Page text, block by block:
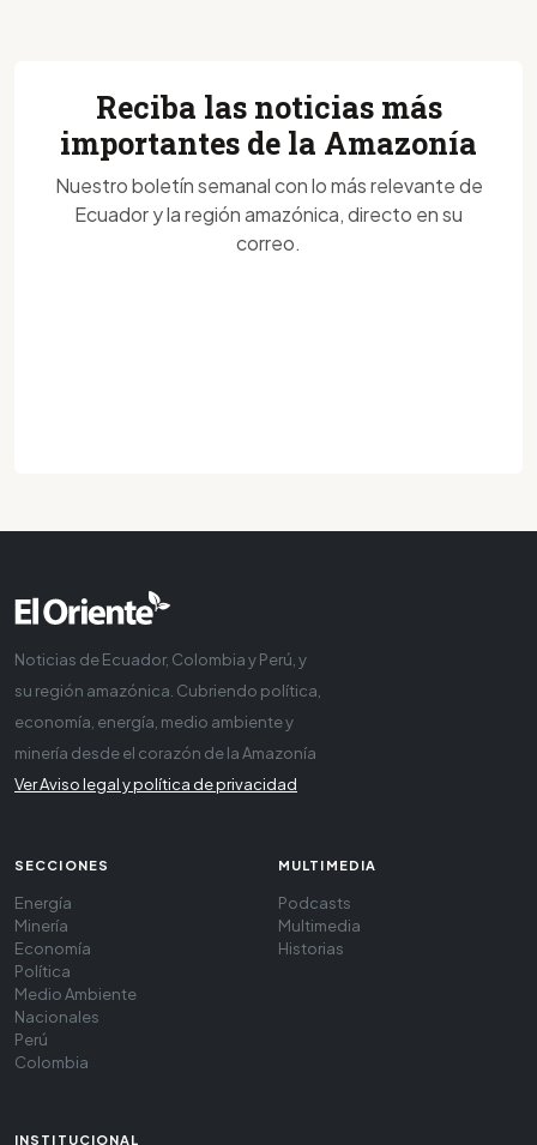
Reciba las noticias más
importantes de la Amazonía
Nuestro boletín semanal con lo más relevante de
Ecuador y la región amazónica, directo en su
correo.
Noticias de Ecuador, Colombia y Perú, y
su región amazónica. Cubriendo política,
economía, energía, medio ambiente y
minería desde el corazón de la Amazonía
Ver Aviso legal y política de privacidad
SECCIONES
Energía
Minería
Economía
Política
Medio Ambiente
Nacionales
Perú
Colombia
MULTIMEDIA
Podcasts
Multimedia
Historias
INSTITUCIONAL